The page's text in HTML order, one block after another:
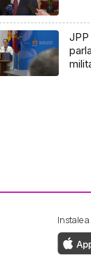
da RTP
da
Instale